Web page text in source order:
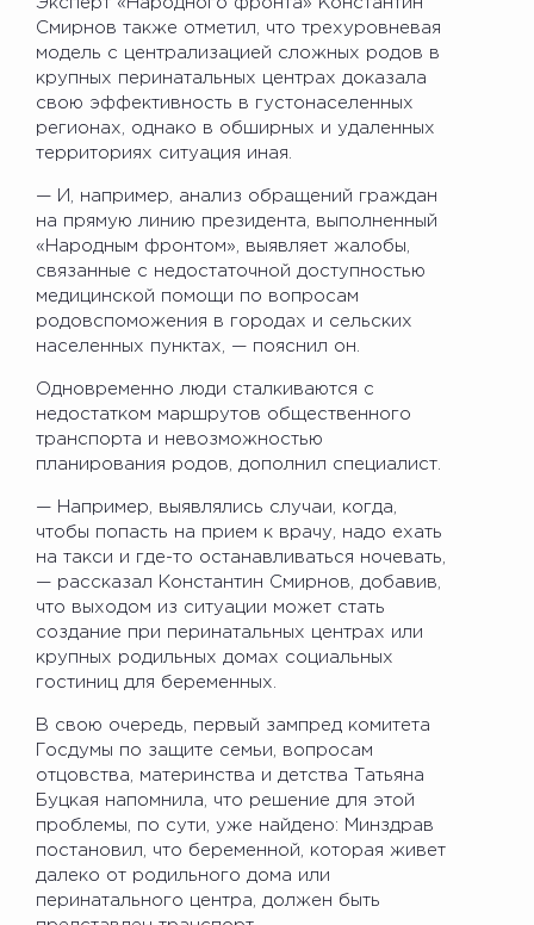
Смирнов также отметил, что трехуровневая
модель с централизацией сложных родов в
крупных перинатальных центрах доказала
свою эффективность в густонаселенных
регионах, однако в обширных и удаленных
территориях ситуация иная.
— И, например, анализ обращений граждан
на прямую линию президента, выполненный
«Народным фронтом», выявляет жалобы,
связанные с недостаточной доступностью
медицинской помощи по вопросам
родовспоможения в городах и сельских
населенных пунктах, — пояснил он.
Одновременно люди сталкиваются с
недостатком маршрутов общественного
транспорта и невозможностью
планирования родов, дополнил специалист.
— Например, выявлялись случаи, когда,
чтобы попасть на прием к врачу, надо ехать
на такси и где-то останавливаться ночевать,
— рассказал Константин Смирнов, добавив,
что выходом из ситуации может стать
создание при перинатальных центрах или
крупных родильных домах социальных
гостиниц для беременных.
В свою очередь, первый зампред комитета
Госдумы по защите семьи, вопросам
отцовства, материнства и детства Татьяна
Буцкая напомнила, что решение для этой
проблемы, по сути, уже найдено: Минздрав
постановил, что беременной, которая живет
далеко от родильного дома или
перинатального центра, должен быть